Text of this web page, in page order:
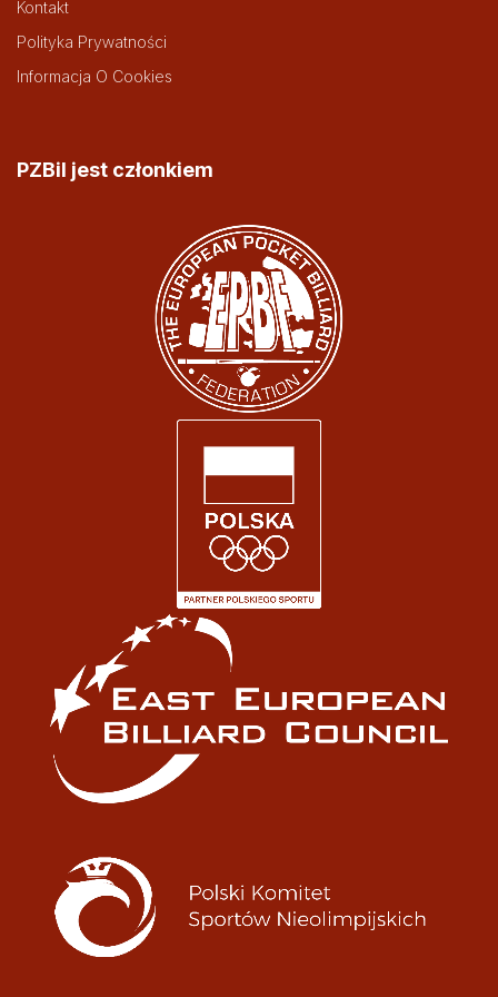
Kontakt
Polityka Prywatności
Informacja O Cookies
PZBil jest członkiem